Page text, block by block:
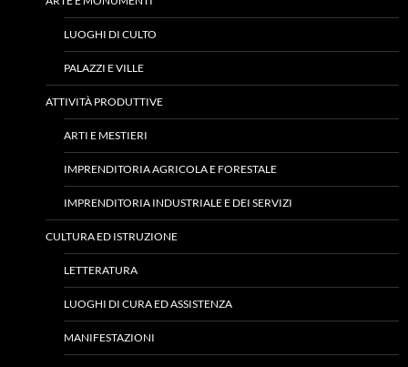
LUOGHI DI CULTO
PALAZZI E VILLE
ATTIVITÀ PRODUTTIVE
ARTI E MESTIERI
IMPRENDITORIA AGRICOLA E FORESTALE
IMPRENDITORIA INDUSTRIALE E DEI SERVIZI
CULTURA ED ISTRUZIONE
LETTERATURA
LUOGHI DI CURA ED ASSISTENZA
MANIFESTAZIONI